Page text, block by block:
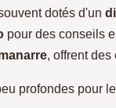
dotés d'un
pour des conseils
, offrent
profondes pour